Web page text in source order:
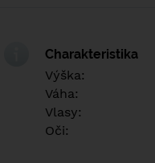
Charakteristika
Výška:
Váha:
Vlasy:
Oči: